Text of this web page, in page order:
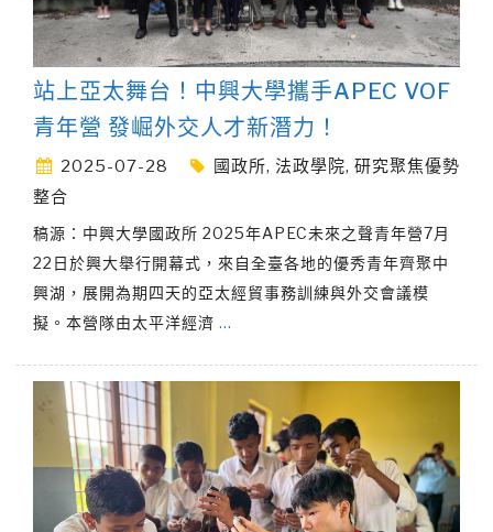
站上亞太舞台！中興大學攜手APEC VOF
青年營 發崛外交人才新潛力！
2025-07-28 國政所, 法政學院, 研究聚焦優勢
整合
稿源：中興大學國政所 2025年APEC未來之聲青年營7月
22日於興大舉行開幕式，來自全臺各地的優秀青年齊聚中
興湖，展開為期四天的亞太經貿事務訓練與外交會議模
擬。本營隊由太平洋經濟 …